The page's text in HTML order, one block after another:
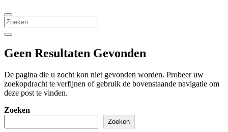
Geen Resultaten Gevonden
De pagina die u zocht kon niet gevonden worden. Probeer uw
zoekopdracht te verfijnen of gebruik de bovenstaande navigatie om
deze post te vinden.
Zoeken
Zoeken